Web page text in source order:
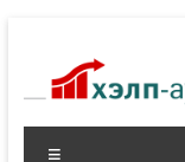
содержимому